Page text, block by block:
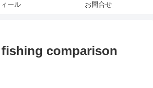
ール お問合せ
comparison